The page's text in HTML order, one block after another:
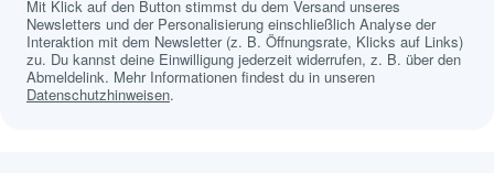
Mit Klick auf den Button stimmst du dem Versand unseres
Newsletters und der Personalisierung einschließlich Analyse der
Interaktion mit dem Newsletter (z. B. Öffnungsrate, Klicks auf Links)
zu. Du kannst deine Einwilligung jederzeit widerrufen, z. B. über den
Abmeldelink. Mehr Informationen findest du in unseren
Datenschutzhinweisen.